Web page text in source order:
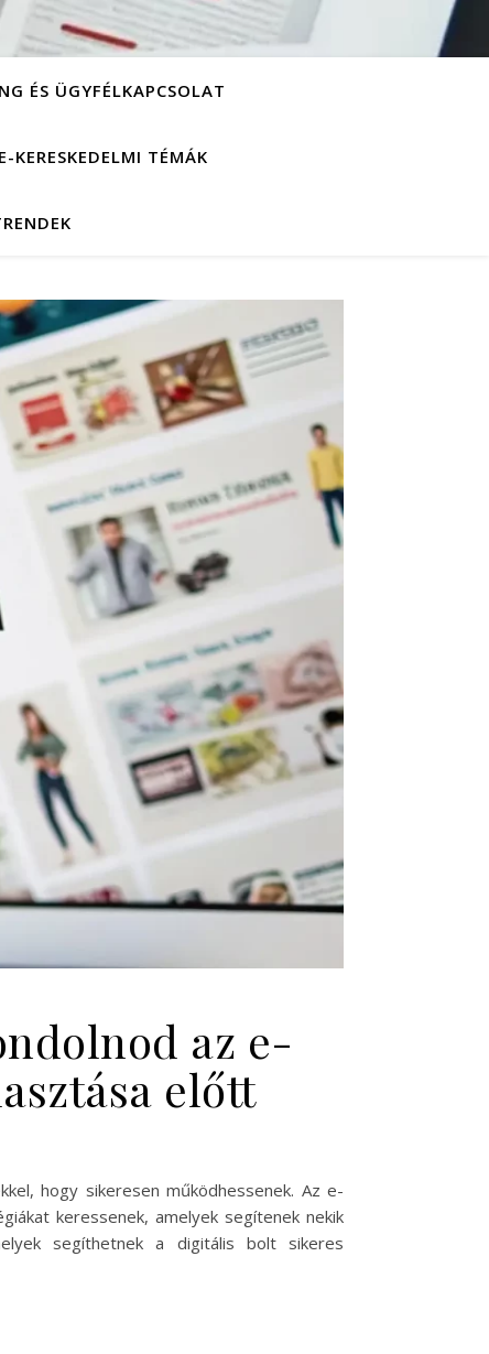
ÉS ÜGYFÉLKAPCSOLAT
KERESKEDELMI TÉMÁK
az e-
előtt
hogy sikeresen működhessenek. Az e-
keressenek, amelyek segítenek nekik
segíthetnek a digitális bolt sikeres